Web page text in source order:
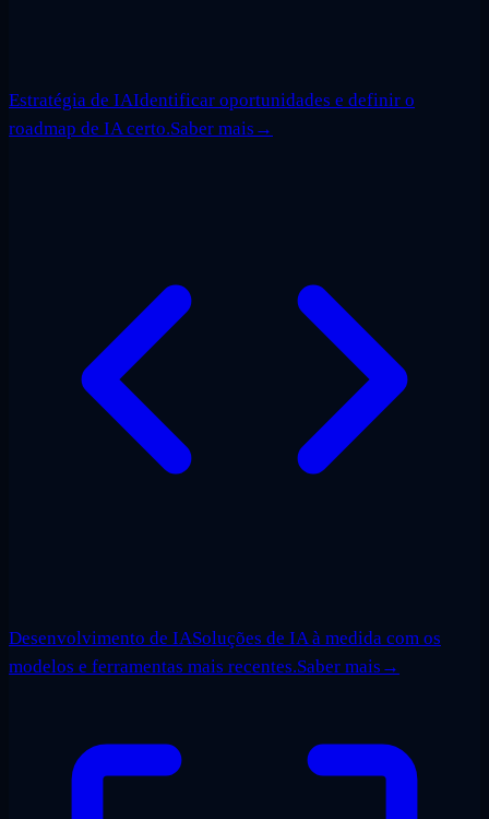
Estratégia de IAIdentificar oportunidades e definir o
roadmap de IA certo.Saber mais →
Desenvolvimento de IASoluções de IA à medida com os
modelos e ferramentas mais recentes.Saber mais →